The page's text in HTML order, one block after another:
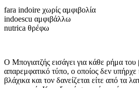
fara indoire χωρίς αμφιβολία
indoescu αμφιβάλλω
nutrica θρέφω
Ο Μπογιατζής εισάγει για κάθε ρήμα του
απαρεμφατικό τύπο, ο οποίος δεν υπήρχε
βλάχικα και τον δανείζεται είτε από τα